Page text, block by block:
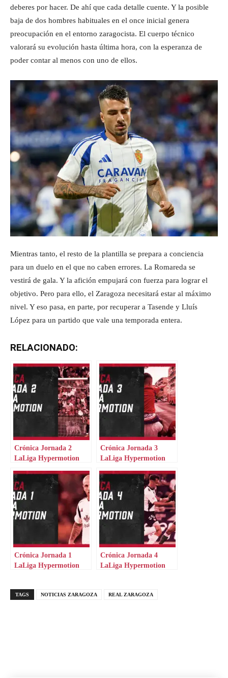
deberes por hacer. De ahí que cada detalle cuente. Y la posible
baja de dos hombres habituales en el once inicial genera
preocupación en el entorno zaragocista. El cuerpo técnico
valorará su evolución hasta última hora, con la esperanza de
poder contar al menos con uno de ellos.
Mientras tanto, el resto de la plantilla se prepara a conciencia
para un duelo en el que no caben errores. La Romareda se
vestirá de gala. Y la afición empujará con fuerza para lograr el
objetivo. Pero para ello, el Zaragoza necesitará estar al máximo
nivel. Y eso pasa, en parte, por recuperar a Tasende y Lluís
López para un partido que vale una temporada entera.
RELACIONADO:
Crónica Jornada 2
LaLiga Hypermotion
Crónica Jornada 3
LaLiga Hypermotion
Crónica Jornada 1
LaLiga Hypermotion
Crónica Jornada 4
LaLiga Hypermotion
TAGS NOTICIAS ZARAGOZA REAL ZARAGOZA